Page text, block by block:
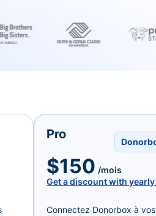
Pro
$150 /mois
Get a discount with
Connectez Donorbox à